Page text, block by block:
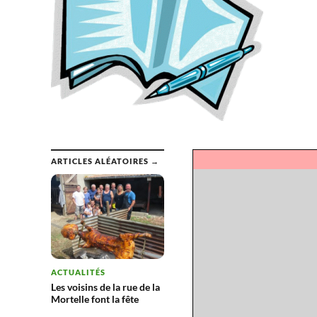
ARTICLES ALÉATOIRES →
ACTUALITÉS
Les voisins de la rue de la
Mortelle font la fête